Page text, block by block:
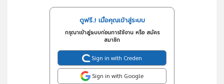
ดูฟรี..! เมื่อคุณเข้าสู่ระบบ
กรุณาเข้าสู่ระบบก่อนการใช้งาน หรือ สมัคร
สมาชิก
Sign in with Creden
Sign in with Google